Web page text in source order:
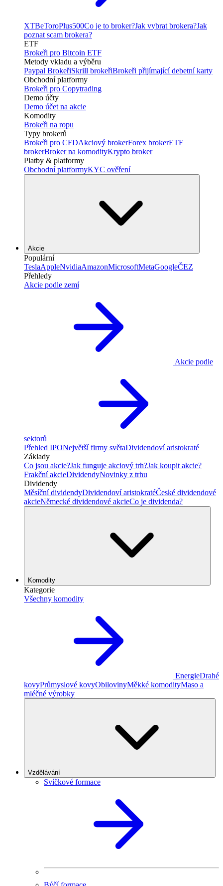
XTBeToroPlus500Co je to broker?Jak vybrat brokera?Jak
poznat scam brokera?
ETF
Brokeři pro Bitcoin ETF
Metody vkladu a výběru
Paypal BrokeřiSkrill brokeřiBrokeři přijímající debetní karty
Obchodní platformy
Brokeři pro Copytrading
Demo účty
Demo účet na akcie
Komodity
Brokeři na ropu
Typy brokerů
Brokeři pro CFDAkciový brokerForex brokerETF
brokerBroker na komodityKrypto broker
Platby & platformy
Obchodní platformyKYC ověření
Akcie
Populární
TeslaAppleNvidiaAmazonMicrosoftMetaGoogleČEZ
Přehledy
Akcie podle zemí
Akcie podle
sektorů
Přehled IPONejvětší firmy světaDividendoví aristokraté
Základy
Co jsou akcie?Jak funguje akciový trh?Jak koupit akcie?
Frakční akcieDividendyNovinky z trhu
Dividendy
Měsíční dividendyDividendoví aristokratéČeské dividendové
akcieNěmecké dividendové akcieCo je dividenda?
Komodity
Kategorie
Všechny komodity
EnergieDrahé
kovyPrůmyslové kovyObilovinyMěkké komodityMaso a
mléčné výrobky
Vzdělávání
Svíčkové formace